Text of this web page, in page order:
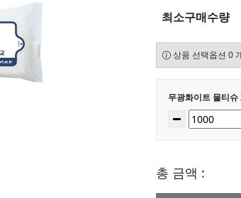
최소구매수량
상품 선택옵션 0
선택된
무광화이트 물티슈
수량감소
총 금액 :